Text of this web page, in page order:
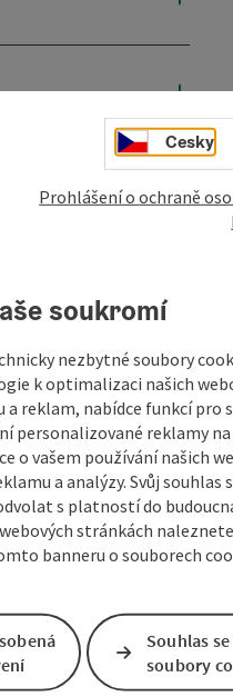
příspěvek V
Cesky
Prohlášení o ochraně
soukromí
nezbytné soubory
k optimalizaci našich
reklam, nabídce funkcí pro
personalizované reklamy
vašem používání našich
a analýzy. Svůj souhlas
s platností do
stránkách
banneru o souborech
Souhlas
soubory